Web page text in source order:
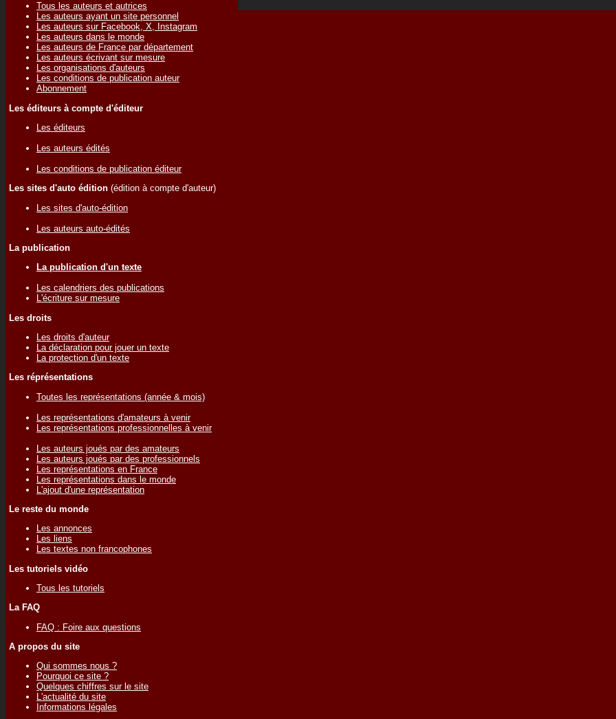
Tous les auteurs et autrices
Les auteurs ayant un site personnel
Les auteurs sur Facebook, X, Instagram
Les auteurs dans le monde
Les auteurs de France par département
Les auteurs écrivant sur mesure
Les organisations d'auteurs
Les conditions de publication auteur
Abonnement
Les éditeurs à compte d'éditeur
Les éditeurs
Les auteurs édités
Les conditions de publication éditeur
Les sites d'auto édition (édition à compte d'auteur)
Les sites d'auto-édition
Les auteurs auto-édités
La publication
La publication d'un texte
Les calendriers des publications
L'écriture sur mesure
Les droits
Les droits d'auteur
La déclaration pour jouer un texte
La protection d'un texte
Les réprésentations
Toutes les représentations (année & mois)
Les représentations d'amateurs à venir
Les représentations professionnelles à venir
Les auteurs joués par des amateurs
Les auteurs joués par des professionnels
Les représentations en France
Les représentations dans le monde
L'ajout d'une représentation
Le reste du monde
Les annonces
Les liens
Les textes non francophones
Les tutoriels vidéo
Tous les tutoriels
La FAQ
FAQ : Foire aux questions
A propos du site
Qui sommes nous ?
Pourquoi ce site ?
Quelques chiffres sur le site
L'actualité du site
Informations légales